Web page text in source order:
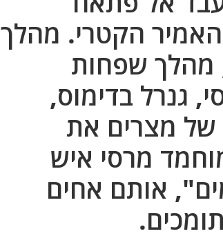
הקטרי. מהלך
מהלך שפחות
גנרל בדימוס,
של מצרים את
מרסי איש
אותם אחים